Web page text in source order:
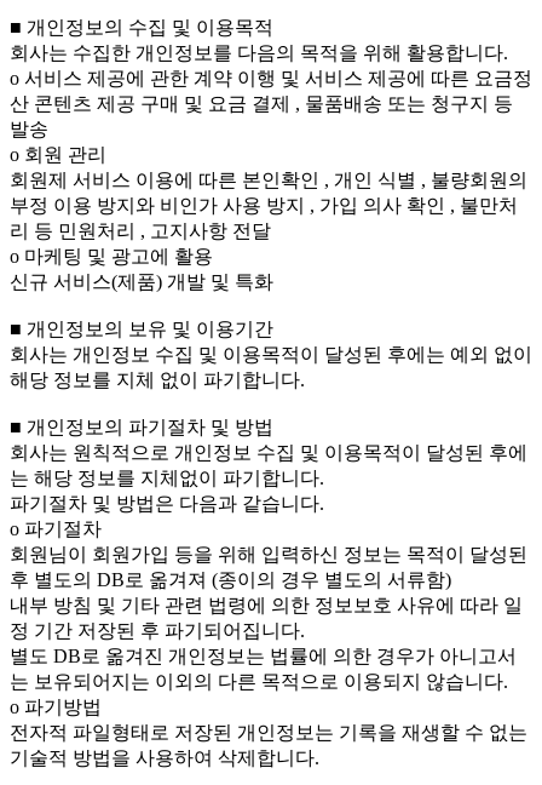
■ 개인정보의 수집 및 이용목적
회사는 수집한 개인정보를 다음의 목적을 위해 활용합니다.
ο 서비스 제공에 관한 계약 이행 및 서비스 제공에 따른 요금정
산 콘텐츠 제공 구매 및 요금 결제 , 물품배송 또는 청구지 등
발송
ο 회원 관리
회원제 서비스 이용에 따른 본인확인 , 개인 식별 , 불량회원의
부정 이용 방지와 비인가 사용 방지 , 가입 의사 확인 , 불만처
리 등 민원처리 , 고지사항 전달
ο 마케팅 및 광고에 활용
신규 서비스(제품) 개발 및 특화
■ 개인정보의 보유 및 이용기간
회사는 개인정보 수집 및 이용목적이 달성된 후에는 예외 없이
해당 정보를 지체 없이 파기합니다.
■ 개인정보의 파기절차 및 방법
회사는 원칙적으로 개인정보 수집 및 이용목적이 달성된 후에
는 해당 정보를 지체없이 파기합니다.
파기절차 및 방법은 다음과 같습니다.
ο 파기절차
회원님이 회원가입 등을 위해 입력하신 정보는 목적이 달성된
후 별도의 DB로 옮겨져 (종이의 경우 별도의 서류함)
내부 방침 및 기타 관련 법령에 의한 정보보호 사유에 따라 일
정 기간 저장된 후 파기되어집니다.
별도 DB로 옮겨진 개인정보는 법률에 의한 경우가 아니고서
는 보유되어지는 이외의 다른 목적으로 이용되지 않습니다.
ο 파기방법
전자적 파일형태로 저장된 개인정보는 기록을 재생할 수 없는
기술적 방법을 사용하여 삭제합니다.